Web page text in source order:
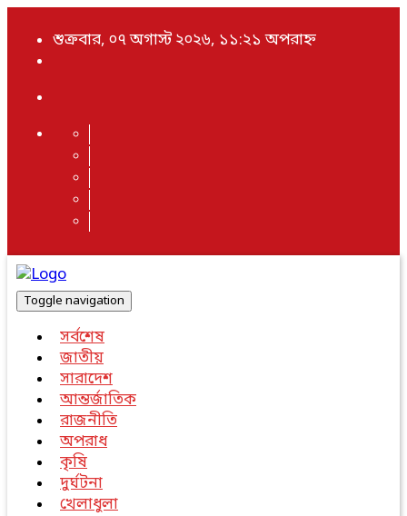
শুক্রবার, ০৭ অগাস্ট ২০২৬, ১১:২১ অপরাহ্ন
Toggle navigation
সর্বশেষ
জাতীয়
সারাদেশ
আন্তর্জাতিক
রাজনীতি
অপরাধ
কৃষি
দুর্ঘটনা
খেলাধুলা